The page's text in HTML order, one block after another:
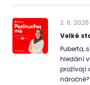
2. 6. 2026
Velké
Puberta,
hledání
prožívají